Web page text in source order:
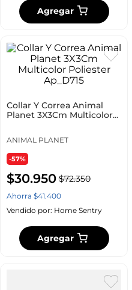
Agregar
Collar Y Correa Animal
Planet 3X3Cm Multicolor
ANIMAL PLANET
-57%
$30.950 $72.350
Ahorra $41.400
Vendido por: Home Sentry
Agregar